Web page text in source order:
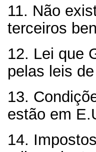
11. Não
terceiros
12. Lei que
pelas leis
13.
estão em
14.